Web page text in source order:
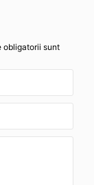
obligatorii sunt